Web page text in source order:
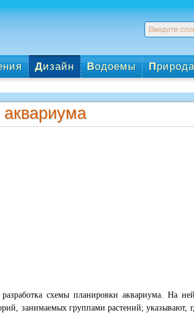
Дизайн Водоемы Природа
схемы планировки аквариума. На
занимаемых группами растений; указывают,